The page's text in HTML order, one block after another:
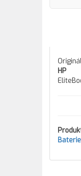
HP
Baterie